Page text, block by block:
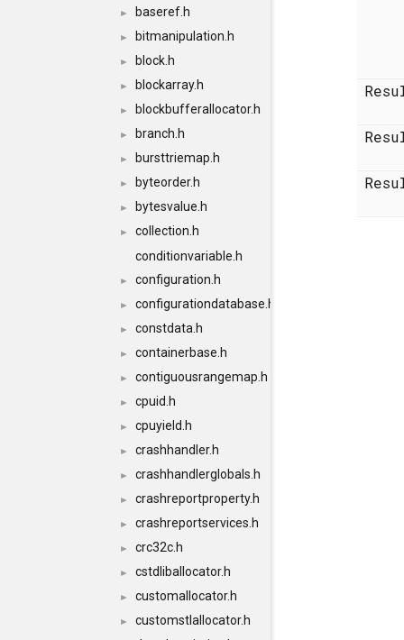
► baseref.h
► bitmanipulation.h
► block.h
► blockarray.h
► blockbufferallocator.h
► branch.h
► bursttriemap.h
► byteorder.h
► bytesvalue.h
►
collection.h
conditionvariable.h
► configuration.h
► configurationdatabase.h
► constdata.h
► containerbase.h
► contiguousrangemap.h
► cpuid.h
► cpuyield.h
► crashhandler.h
► crashhandlerglobals.h
► crashreportproperty.h
► crashreportservices.h
► crc32c.h
► cstdliballocator.h
► customallocator.h
►
customstlallocator.h